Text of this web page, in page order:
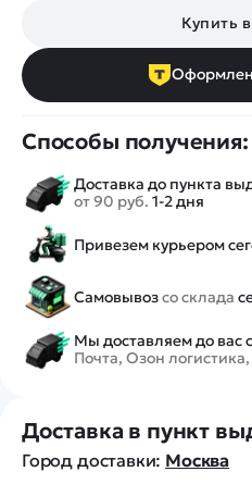
Купить
Способы получения:
Доставка до пункта
от 90 руб. 1-2 дня
Привезем курьером
Самовывозсо склада
Мы доставляем до вас
Почта, Озон
Доставка в пункт
Город доставки: Москва